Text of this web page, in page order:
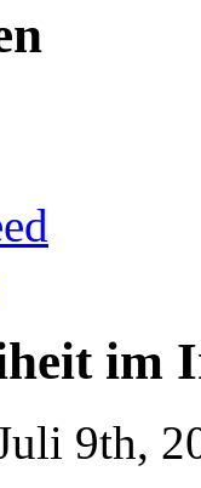
im
9th,